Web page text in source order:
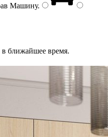
Машину.
ближайшее время.